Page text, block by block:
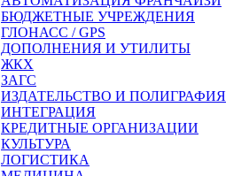
БЮДЖЕТНЫЕ УЧРЕЖДЕНИЯ
ГЛОНАСС / GPS
ДОПОЛНЕНИЯ И УТИЛИТЫ
ЖКХ
ЗАГС
ИЗДАТЕЛЬСТВО И ПОЛИГРАФИЯ
ИНТЕГРАЦИЯ
КРЕДИТНЫЕ ОРГАНИЗАЦИИ
КУЛЬТУРА
ЛОГИСТИКА